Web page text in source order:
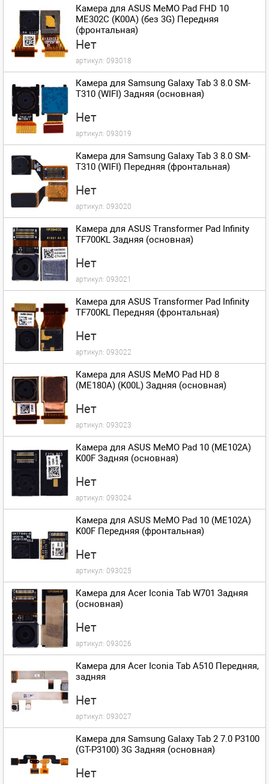
Камера для ASUS MeMO Pad FHD 10
ME302C (K00A) (без 3G) Передняя
(фронтальная)
Нет
артикул: 093018
Камера для Samsung Galaxy Tab 3 8.0 SM-
T310 (WIFI) Задняя (основная)
Нет
артикул: 093019
Камера для Samsung Galaxy Tab 3 8.0 SM-
T310 (WIFI) Передняя (фронтальная)
Нет
артикул: 093020
Камера для ASUS Transformer Pad Infinity
TF700KL Задняя (основная)
Нет
артикул: 093021
Камера для ASUS Transformer Pad Infinity
TF700KL Передняя (фронтальная)
Нет
артикул: 093022
Камера для ASUS MeMO Pad HD 8
(ME180A) (K00L) Задняя (основная)
Нет
артикул: 093023
Камера для ASUS MeMO Pad 10 (ME102A)
K00F Задняя (основная)
Нет
артикул: 093024
Камера для ASUS MeMO Pad 10 (ME102A)
K00F Передняя (фронтальная)
Нет
артикул: 093025
Камера для Acer Iconia Tab W701 Задняя
(основная)
Нет
артикул: 093026
Камера для Acer Iconia Tab A510 Передняя,
задняя
Нет
артикул: 093027
Камера для Samsung Galaxy Tab 2 7.0 P3100
(GT-P3100) 3G Задняя (основная)
Нет